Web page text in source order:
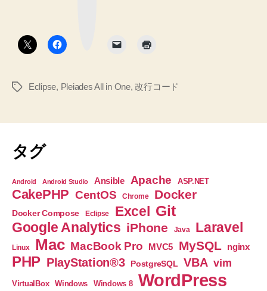
法
設
モ
し
ま
す”
タ
Eclipse, Pleiades All in One,改行コード
タグ
Android Android Studio Ansible Apache ASP.NET
CakePHP CentOS Chrome Docker
Docker Compose Eclipse Excel Git
Google Analytics iPhone Java Laravel
Linux Mac MacBook Pro MVC5 MySQL nginx
PHP PlayStation®3 PostgreSQL VBA vim
VirtualBox Windows Windows 8 WordPress